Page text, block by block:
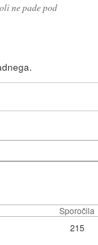
ne pade pod
Sporočila
215